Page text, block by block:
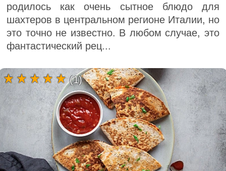
родилось как очень сытное блюдо для
шахтеров в центральном регионе Италии, но
это точно не известно. В любом случае, это
фантастический рец...
(1)